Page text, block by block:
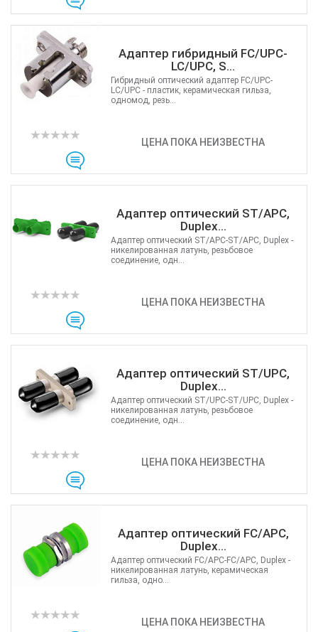
Адаптер гибридный FC/UPC-
LC/UPC, S...
ЦЕНА ПОКА НЕИЗВЕСТНА
Гибридный оптический адаптер FC/UPC-
LC/UPC - пластик, керамическая гильза,
одномод, резь...
Адаптер оптический ST/APC,
Duplex...
ЦЕНА ПОКА НЕИЗВЕСТНА
Адаптер оптический ST/APC-ST/APC, Duplex -
никелированная латунь, резьбовое
соединение, одн...
Адаптер оптический ST/UPC,
Duplex...
ЦЕНА ПОКА НЕИЗВЕСТНА
Адаптер оптический ST/UPC-ST/UPC, Duplex -
никелированная латунь, резьбовое
соединение, одн...
Адаптер оптический FC/APC,
Duplex...
ЦЕНА ПОКА НЕИЗВЕСТНА
Адаптер оптический FC/APC-FC/APC, Duplex -
никелированная латунь, керамическая
гильза, одно...